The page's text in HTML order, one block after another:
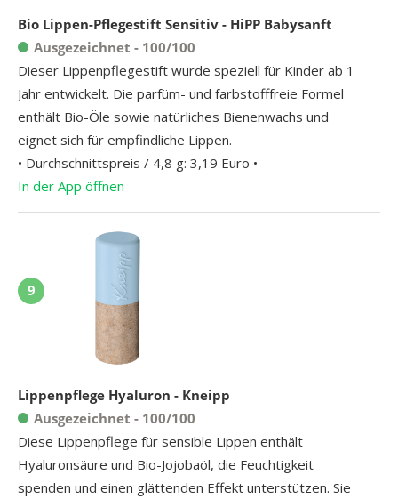
Bio Lippen-Pflegestift Sensitiv - HiPP Babysanft
Ausgezeichnet - 100/100
Dieser Lippenpflegestift wurde speziell für Kinder ab 1
Jahr entwickelt. Die parfüm- und farbstofffreie Formel
enthält Bio-Öle sowie natürliches Bienenwachs und
eignet sich für empfindliche Lippen.
• Durchschnittspreis / 4,8 g: 3,19 Euro •
In der App öffnen
9
Lippenpflege Hyaluron - Kneipp
Ausgezeichnet - 100/100
Diese Lippenpflege für sensible Lippen enthält
Hyaluronsäure und Bio-Jojobaöl, die Feuchtigkeit
spenden und einen glättenden Effekt unterstützen. Sie